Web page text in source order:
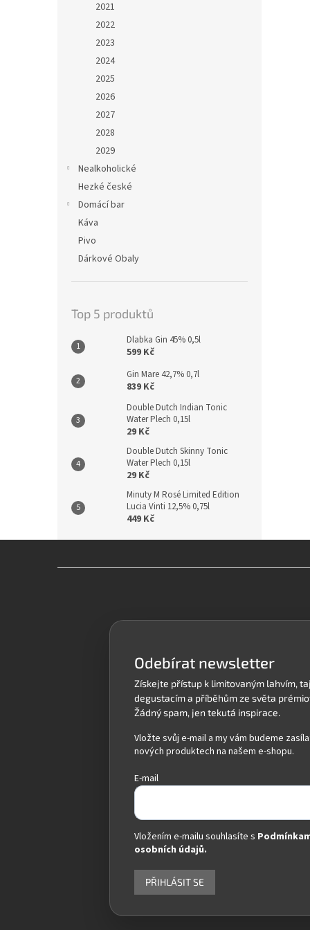
2021
2022
2023
2024
2025
2026
2027
2028
2029
Nealkoholické
Hezké české
Domácí bar
Káva
Pivo
Dárkové Obaly
Top 5 produktů
Dlabka Gin 45% 0,5l
599 Kč
Gin Mare 42,7% 0,7l
839 Kč
Double Dutch Indian Tonic
Water Plech 0,15l
29 Kč
Double Dutch Skinny Tonic
Water Plech 0,15l
29 Kč
Minuty M Rosé Limited Edition
Lucia Vinti 12,5% 0,75l
449 Kč
Odebírat newsletter
Vložte svůj e-mail a my vám budeme
nových produktech na našem e-shopu.
E-mail
Vložením e-mailu souhlasíte s
osobních údajů.
PŘIHLÁSIT SE